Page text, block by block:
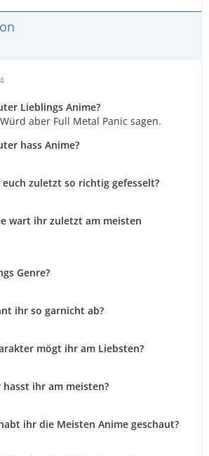
Lieblings Anime?
aber Full Metal Panic sagen.
hass Anime?
zuletzt so richtig gefesselt?
wart ihr zuletzt am meisten
Genre?
ihr so garnicht ab?
mögt ihr am Liebsten?
ihr am meisten?
ihr die Meisten Anime geschaut?